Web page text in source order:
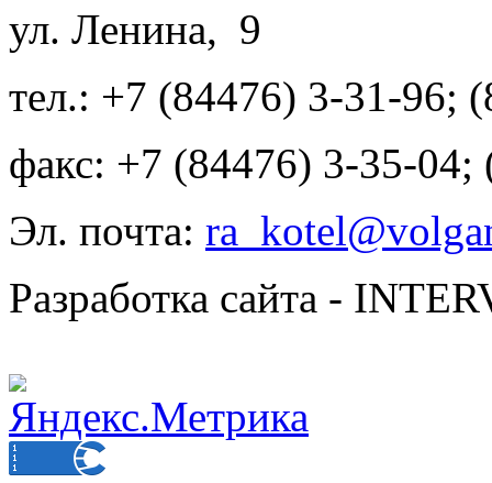
ул. Ленина, 9
тел.: +7 (84476) 3-31-96;
факс: +7 (84476) 3-35-04;
Эл. почта:
Разработка сайта -